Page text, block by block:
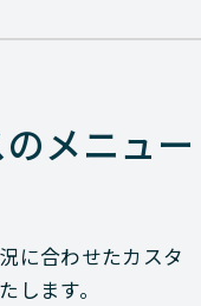
メニュー
に合わせたカスタ
します。